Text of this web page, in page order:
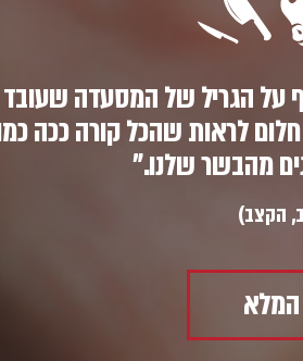
על הגריל של המסעדה שעובד
לראות שהכל קורה ככה
מהבשר שלנו."
הקצב)
המלא
קראו